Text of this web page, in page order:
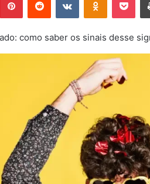
como saber os sinais desse